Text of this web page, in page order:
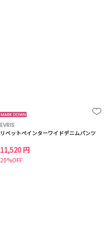
EVRIS
リベットペインターワイドデニムパンツ
11,520 円
20%OFF